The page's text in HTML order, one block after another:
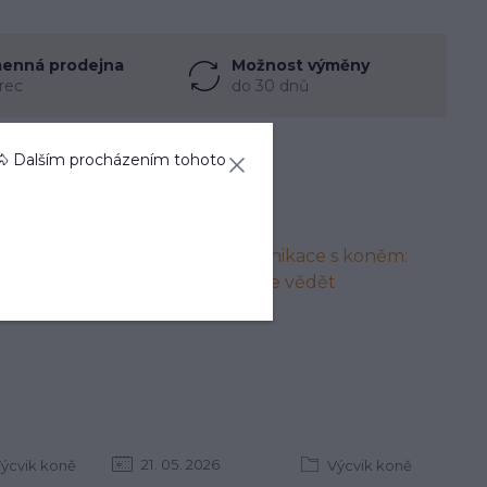
prodejna
Možnost výměny
do 30 dnů
koně 21 05 2026 Výcvik koně
Dalším procházením tohoto